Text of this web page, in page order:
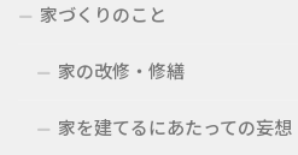
家づくりのこと
家の改修・修繕
家を建てるにあたっての妄想